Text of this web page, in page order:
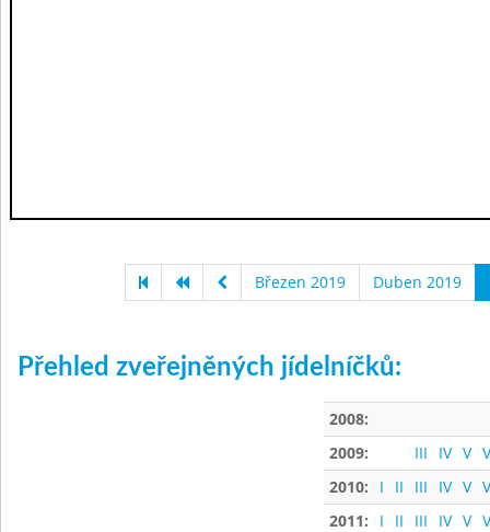
Březen 2019 Duben 2019
Přehled zveřejněných jídelníčků:
2008:
2009:
III IV V
2010:
I II III IV V
2011:
I II III IV V